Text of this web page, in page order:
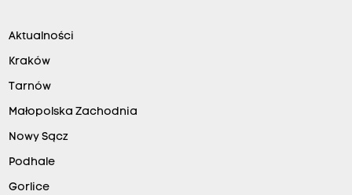
Aktualności
Kraków
Tarnów
Małopolska Zachodnia
Nowy Sącz
Podhale
Gorlice